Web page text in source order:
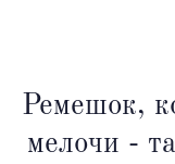
Ремешок,
мелочи -